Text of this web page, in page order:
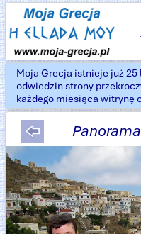
Moja Grecja istnieje już
odwiedzin strony
każdego miesiąca witrynę